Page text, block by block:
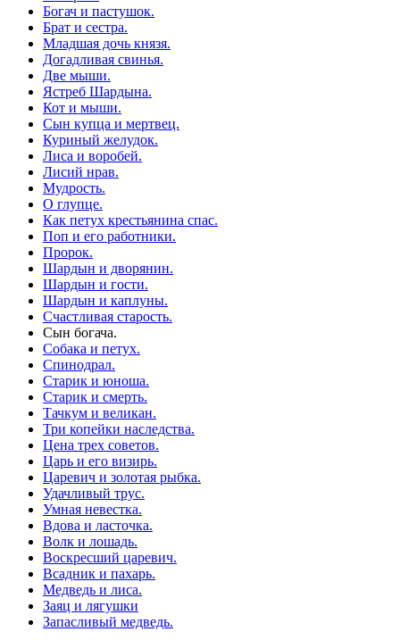
Богач и пастушок.
Брат и сестра.
Младшая дочь князя.
Догадливая свинья.
Две мыши.
Ястреб Шардына.
Кот и мыши.
Сын купца и мертвец.
Куриный желудок.
Лиса и воробей.
Лисий нрав.
Мудрость.
О глупце.
Как петух крестьянина спас.
Поп и его работники.
Пророк.
Шардын и дворянин.
Шардын и гости.
Шардын и каплуны.
Счастливая старость.
Сын богача.
Собака и петух.
Спинодрал.
Старик и юноша.
Старик и смерть.
Тачкум и великан.
Три копейки наследства.
Цена трех советов.
Царь и его визирь.
Царевич и золотая рыбка.
Удачливый трус.
Умная невестка.
Вдова и ласточка.
Волк и лошадь.
Воскресший царевич.
Всадник и пахарь.
Медведь и лиса.
Заяц и лягушки
Запасливый медведь.